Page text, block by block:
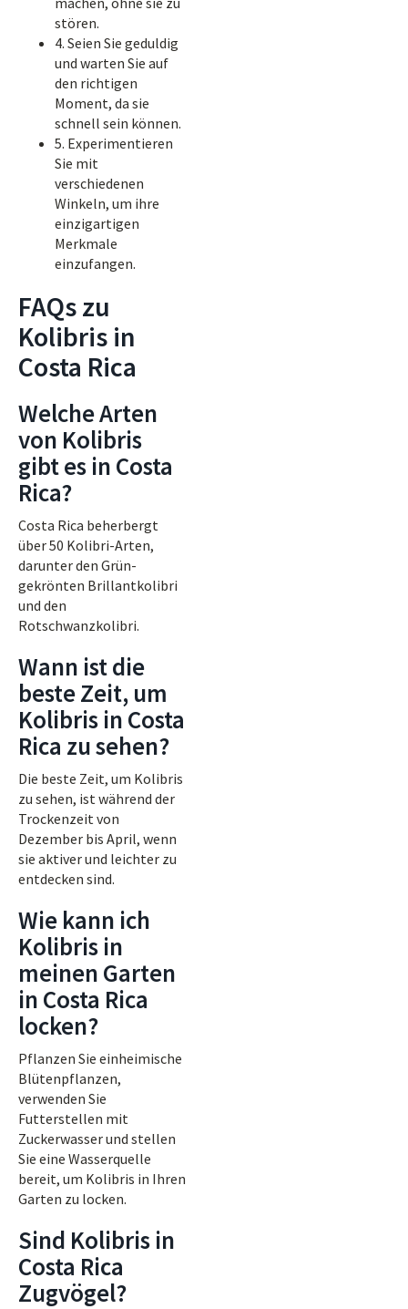
stören.
4. Seien Sie geduldig
und warten Sie auf
den richtigen
Moment, da sie
schnell sein können.
5. Experimentieren
Sie mit
verschiedenen
Winkeln, um ihre
einzigartigen
Merkmale
einzufangen.
FAQs zu
Kolibris in
Costa Rica
Welche Arten
von Kolibris
gibt es in Costa
Rica?
Costa Rica beherbergt
über 50 Kolibri-Arten,
darunter den Grün-
gekrönten Brillantkolibri
und den
Rotschwanzkolibri.
Wann ist die
beste Zeit, um
Kolibris in Costa
Rica zu sehen?
Die beste Zeit, um Kolibris
zu sehen, ist während der
Trockenzeit von
Dezember bis April, wenn
sie aktiver und leichter zu
entdecken sind.
Wie kann ich
Kolibris in
meinen Garten
in Costa Rica
locken?
Pflanzen Sie einheimische
Blütenpflanzen,
verwenden Sie
Futterstellen mit
Zuckerwasser und stellen
Sie eine Wasserquelle
bereit, um Kolibris in Ihren
Garten zu locken.
Sind Kolibris in
Costa Rica
Zugvögel?